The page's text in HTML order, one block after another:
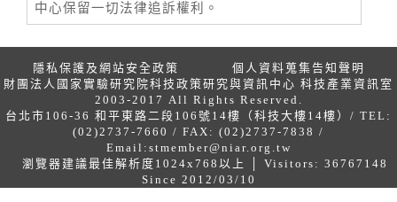
中心保留一切法律追訴權利。
隱私保護及網站安全政策
個人資料蒐集告知聲明
財團法人國家實驗研究院科技政策研究與資訊中心 科技產業資訊室
2003-2017 All Rights Reserved.
台北市106-36 和平東路二段106號14樓（科技大樓14樓）/ TEL:
(02)2737-7660 / FAX: (02)2737-7838 /
Email: stmember@niar.org.tw
瀏覽器建議最佳解析度1024x768以上 │ Visitors: 36767148
Since 2012/03/10